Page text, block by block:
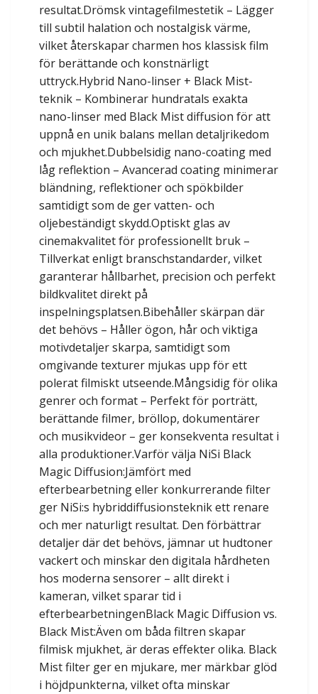
resultat.Drömsk vintagefilmestetik – Lägger
till subtil halation och nostalgisk värme,
vilket återskapar charmen hos klassisk film
för berättande och konstnärligt
uttryck.Hybrid Nano-linser + Black Mist-
teknik – Kombinerar hundratals exakta
nano-linser med Black Mist diffusion för att
uppnå en unik balans mellan detaljrikedom
och mjukhet.Dubbelsidig nano-coating med
låg reflektion – Avancerad coating minimerar
bländning, reflektioner och spökbilder
samtidigt som de ger vatten- och
oljebeständigt skydd.Optiskt glas av
cinemakvalitet för professionellt bruk –
Tillverkat enligt branschstandarder, vilket
garanterar hållbarhet, precision och perfekt
bildkvalitet direkt på
inspelningsplatsen.Bibehåller skärpan där
det behövs – Håller ögon, hår och viktiga
motivdetaljer skarpa, samtidigt som
omgivande texturer mjukas upp för ett
polerat filmiskt utseende.Mångsidig för olika
genrer och format – Perfekt för porträtt,
berättande filmer, bröllop, dokumentärer
och musikvideor – ger konsekventa resultat i
alla produktioner.Varför välja NiSi Black
Magic Diffusion:Jämfört med
efterbearbetning eller konkurrerande filter
ger NiSi:s hybriddiffusionsteknik ett renare
och mer naturligt resultat. Den förbättrar
detaljer där det behövs, jämnar ut hudtoner
vackert och minskar den digitala hårdheten
hos moderna sensorer – allt direkt i
kameran, vilket sparar tid i
efterbearbetningenBlack Magic Diffusion vs.
Black Mist:Även om båda filtren skapar
filmisk mjukhet, är deras effekter olika. Black
Mist filter ger en mjukare, mer märkbar glöd
i höjdpunkterna, vilket ofta minskar